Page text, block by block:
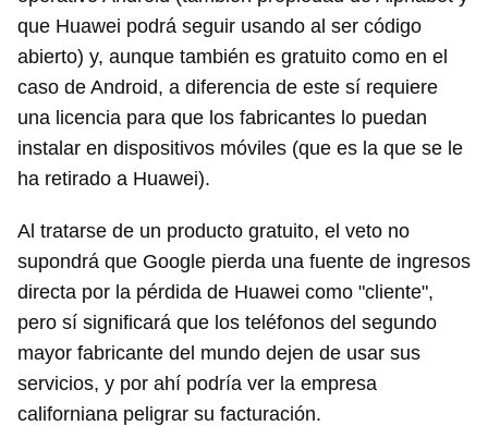
que Huawei podrá seguir usando al ser código
abierto) y, aunque también es gratuito como en el
caso de Android, a diferencia de este sí requiere
una licencia para que los fabricantes lo puedan
instalar en dispositivos móviles (que es la que se le
ha retirado a Huawei).
Al tratarse de un producto gratuito, el veto no
supondrá que Google pierda una fuente de ingresos
directa por la pérdida de Huawei como "cliente",
pero sí significará que los teléfonos del segundo
mayor fabricante del mundo dejen de usar sus
servicios, y por ahí podría ver la empresa
californiana peligrar su facturación.